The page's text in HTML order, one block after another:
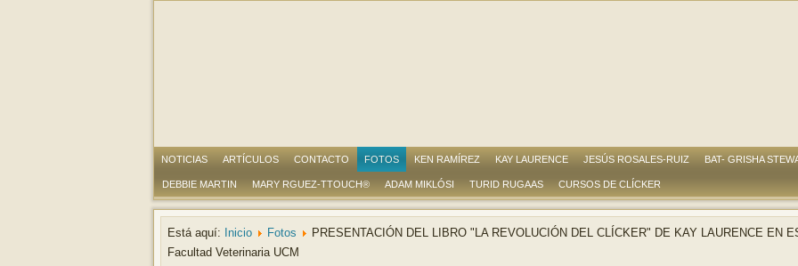
NOTICIAS ARTÍCULOS CONTACTO FOTOS KEN RAMÍREZ KAY LAURENCE JESÚS ROSALES-RUIZ BAT- GRISHA
DEBBIE MARTIN MARY RGUEZ-TTOUCH® ADAM MIKLÓSI TURID RUGAAS CURSOS DE CLÍCKER
Está aquí: Inicio Fotos
PRESENTACIÓN DEL LIBRO "LA REVOLUCIÓN DEL CLÍCKER" DE KAY LAURENCE EN
Facultad Veterinaria UCM